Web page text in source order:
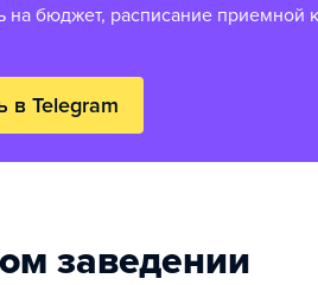
на бюджет, расписание приемной
в Telegram
заведении